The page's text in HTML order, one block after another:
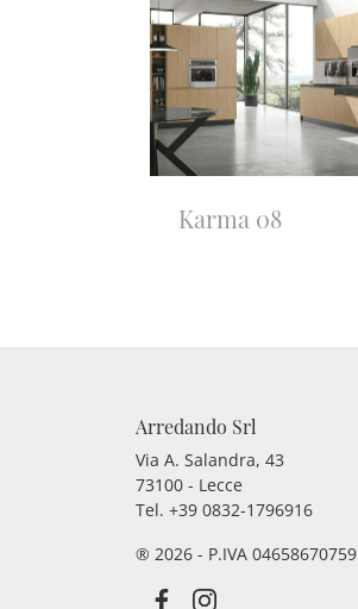
Karma 08
Arredando Srl
Via A. Salandra, 43
73100 - Lecce
Tel. +39 0832-1796916
® 2026 - P.IVA 04658670759